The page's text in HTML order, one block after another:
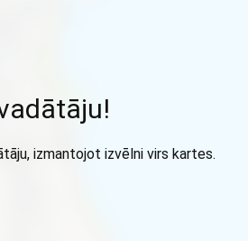
izmantojot izvēlni virs kartes.